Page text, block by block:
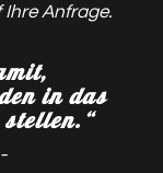
Anfrage.
in das
stellen.“